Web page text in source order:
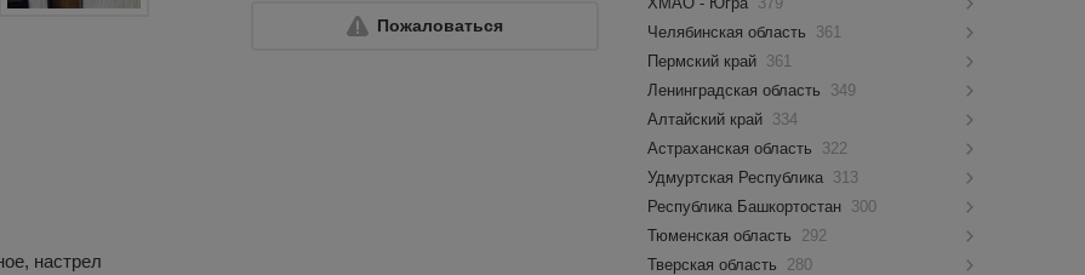
настрел
Пожаловаться
Челябинская область
361
Пермский край 361
Ленинградская область
349
Алтайский край 334
Астраханская область
322
Удмуртская Республика 313
Республика Башкортостан 300
Тюменская область
292
Тверская область
280